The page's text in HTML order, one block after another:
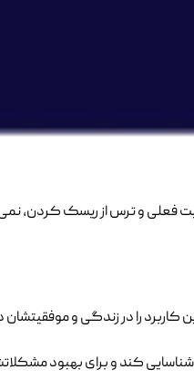
به جای بیشتر کار کردن درست
فعلی و ترس از ریسک کردن،
را در زندگی و موفقیتشان
کند و برای بهبود